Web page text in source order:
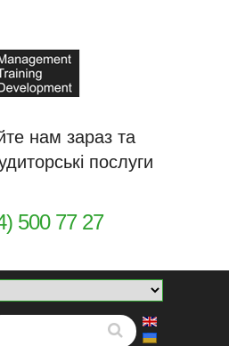
нам зараз та
послуги
500 77 27